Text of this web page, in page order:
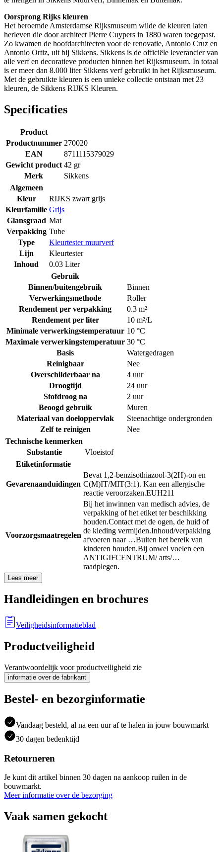
Oorsprong Rijks kleuren
Het beroemde Amsterdamse Rijksmuseum wilde de kleuren laten
herleven die door architect Pierre Cuypers in 1880 waren toegepast.
Zo kwamen de hoofdarchitecten voor de renovatie, Antonio Cruz en
Antonio Ortiz, uit bij Sikkens. Sikkens is de officiële leverancier van
alle verf en decoratieve producten binnen het Rijksmuseum. In totaal
is er meer dan 8.000 liter Sikkens verf gebruikt in het Rijksmuseum.
Met de gebruikte kleuren is een unieke collectie ontstaan met 23
kleuren, de Sikkens RIJKS Kleuren.
Specificaties
Product
Productnummer 270020
EAN
8711115379029
Gewicht product 42 gr
Merk
Sikkens
Algemeen
Kleur
RIJKS zwart grijs
Kleurfamilie Grijs
Glansgraad Mat
Verpakking Tube
Type
Kleurtester muurverf
Lijn
Kleurtester
Inhoud
0.03 Liter
Gebruik
Binnen/buitengebruik
Binnen
Verwerkingsmethode
Roller
Rendement per verpakking
0.3 m²
Rendement per liter
10 m²/L
Minimale verwerkingstemperatuur 10 °C
Maximale verwerkingstemperatuur 30 °C
Basis
Watergedragen
Reinigbaar
Nee
Overschilderbaar na
4 uur
Droogtijd
24 uur
Stofdroog na
2 uur
Beoogd gebruik
Muren
Materiaal van doeloppervlak
Steenachtige ondergronden
Zelf te reinigen
Nee
Technische kenmerken
Substantie
Vloeistof
Etiketinformatie
Gevarenaanduidingen
Bevat 1,2-benzisothiazool-3(2H)-on en
C(M)IT/MIT(3:1). Kan een allergische
reactie veroorzaken.EUH211
Voorzorgsmaatregelen
Bij het inwinnen van medisch advies, de
verpakking of het etiket ter beschikking
houden.Contact met de ogen, de huid of
de kleding vermijden.Inhoud/verpakking
afvoeren naar …Buiten het bereik van
kinderen houden.Bij onwel voelen een
ANTIGIFCENTRUM/ arts/…
raadplegen.
Lees meer
Handleidingen en brochures
Veiligheidsinformatieblad
Productveiligheid
Verantwoordelijk voor productveiligheid zie
informatie over de fabrikant
Bestel- en bezorginformatie
Vandaag besteld, al na een uur af te halen in jouw bouwmarkt
30 dagen bedenktijd
Retourneren
Je kunt dit artikel binnen 30 dagen na aankoop ruilen in de
bouwmarkt.
Meer informatie over de bezorging
Vaak samen gekocht